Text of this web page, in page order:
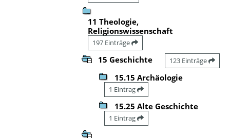
11 Theologie,
Religionswissenschaft
197 Einträge
15 Geschichte 123 Einträge
15.15 Archäologie
1 Eintrag
15.25 Alte Geschichte
1 Eintrag